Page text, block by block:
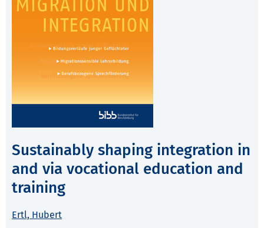
Sustainably shaping integration in
and via vocational education and
training
Ertl, Hubert